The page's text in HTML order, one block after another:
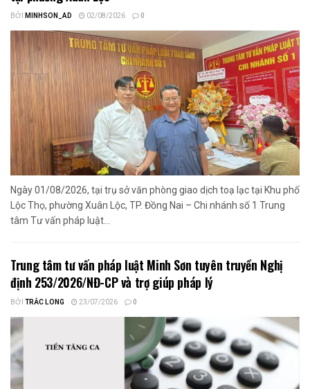
BỞI MINHSON_AD 02/08/2026 0
Ngày 01/08/2026, tại trụ sở văn phòng giao dịch toạ lạc tại Khu phố
Lộc Thọ, phường Xuân Lộc, TP. Đồng Nai – Chi nhánh số 1 Trung
tâm Tư vấn pháp luật...
Trung tâm tư vấn pháp luật Minh Sơn tuyên truyền Nghị
định 253/2026/NĐ-CP và trợ giúp pháp lý
BỞI TRẮC LONG 23/07/2026 0